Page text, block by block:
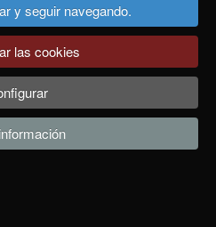
32003 Ourense.
y seguir navegando.
las cookies